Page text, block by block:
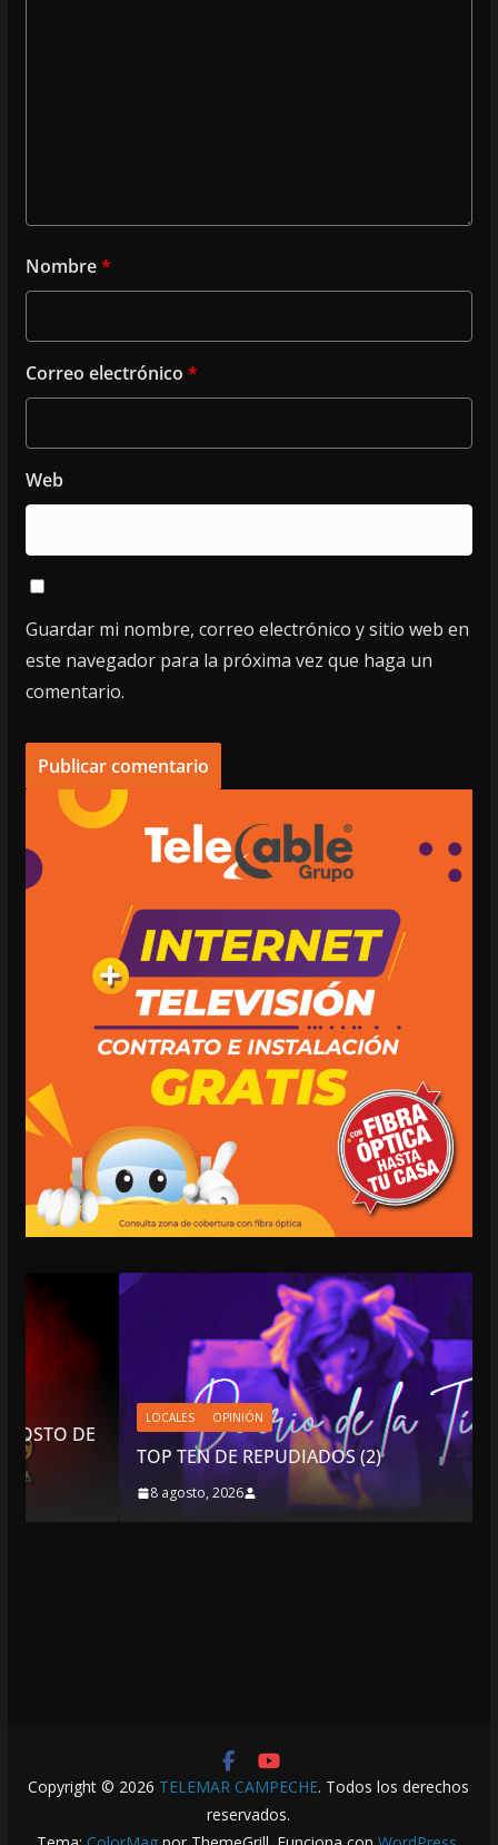
Nombre*
Correo electrónico *
Web
Guardar mi nombre, correo electrónico y sitio web en
este navegador para la próxima vez que haga un
comentario.
OPINIÓN
TOP TEN DE REPUDIADOS (2)
8 agosto, 2026
Copyright © 2026 TELEMAR CAMPECHE. Todos los derechos
reservados.